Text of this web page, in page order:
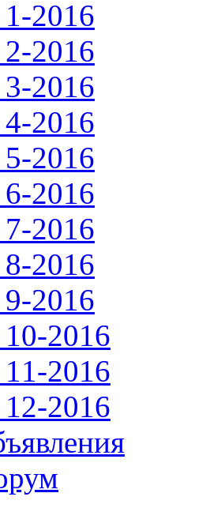
2016
2016
2016
2016
2016
2016
2016
2016
2016
2016
2016
2016